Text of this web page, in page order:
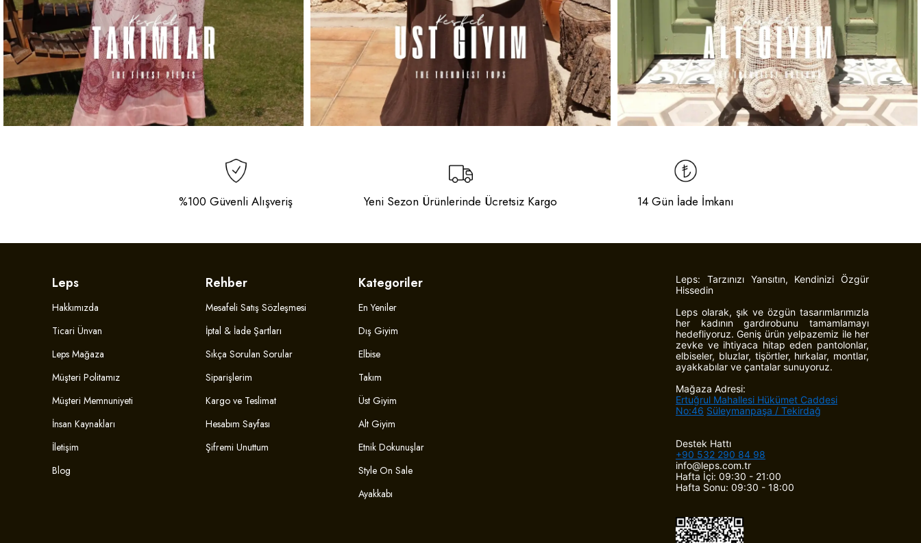
%100 Güvenli Alışveriş Yeni Sezon Ürünlerinde Ücretsiz Kargo 14 Gün İade İmkanı
Leps
Hakkımızda
Ticari Ünvan
Leps Mağaza
Müşteri Politamız
Müşteri Memnuniyeti
İnsan Kaynakları
İletişim
Blog
Rehber
Mesafeli Satış Sözleşmesi
İptal & İade Şartları
Sıkça Sorulan Sorular
Siparişlerim
Kargo ve Teslimat
Hesabım Sayfası
Şifremi Unuttum
Kategoriler
En Yeniler
Dış Giyim
Elbise
Takım
Üst Giyim
Alt Giyim
Etnik Dokunuşlar
Style On Sale
Ayakkabı
Leps: Tarzınızı Yansıtın, Kendinizi Özgür
Hissedin
Leps olarak, şık ve özgün tasarımlarımızla
her kadının gardırobunu tamamlamayı
hedefliyoruz. Geniş ürün yelpazemiz ile her
zevke ve ihtiyaca hitap eden pantolonlar,
elbiseler, bluzlar, tişörtler, hırkalar, montlar,
ayakkabılar ve çantalar sunuyoruz.
Mağaza Adresi:
Ertuğrul Mahallesi Hükümet Caddesi
No:46 Süleymanpaşa / Tekirdağ
Destek Hattı
+90 532 290 84 98
info@leps.com.tr
Hafta İçi: 09:30 - 21:00
Hafta Sonu: 09:30 - 18:00